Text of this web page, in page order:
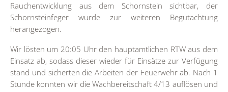
Rauchentwicklung aus dem Schornstein sichtbar, der
Schornsteinfeger wurde zur weiteren Begutachtung
herangezogen.
Wir lösten um 20:05 Uhr den hauptamtlichen RTW aus dem
Einsatz ab, sodass dieser wieder für Einsätze zur Verfügung
stand und sicherten die Arbeiten der Feuerwehr ab. Nach 1
Stunde konnten wir die Wachbereitschaft 4/13 auflösen und